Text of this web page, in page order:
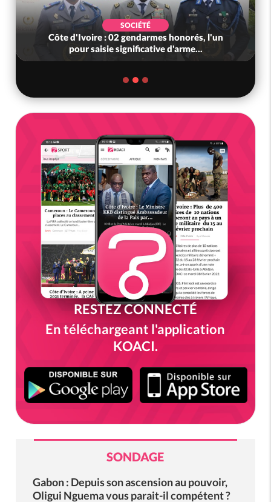
SOCIÉTÉ
Côte d'Ivoire : 02 gendarmes honorés, l'un
pour saisie significative d'arme...
RESTEZ CONNECTÉ
En téléchargeant l'application
KOACI.
SONDAGE
Gabon : Depuis son ascension au pouvoir,
Oligui Nguema vous parait-il compétent ?